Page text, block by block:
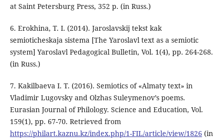
at Saint Petersburg Press, 352 p. (in Russ.)
6. Erokhina, T. I. (2014). Jaroslavskij tekst kak
semioticheskaja sistema [The Yaroslavl text as a semiotic
system] Yaroslavl Pedagogical Bulletin, Vol. 1(4), pp. 264-268.
(in Russ.)
7. Kakilbaeva І. Т. (2016). Semiotics of «Almaty text» in
Vladimir Lugovsky and Olzhas Suleymenov’s poems.
Eurasian Journal of Philology. Science and Education, Vol.
159(1), pp. 67-70. Retrieved from
https://philart.kaznu.kz/index.php/1-FIL/article/view/1826 (in